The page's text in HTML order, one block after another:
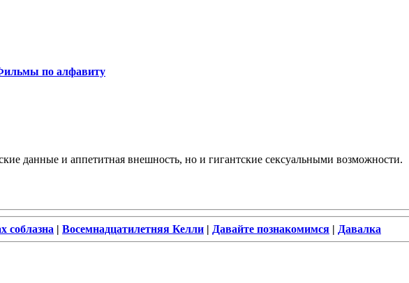
по алфавиту
данные и аппетитная внешность, но и гигантские сексуальными возможности.
соблазна | Восемнадцатилетняя Келли | Давайте познакомимся | Давалка